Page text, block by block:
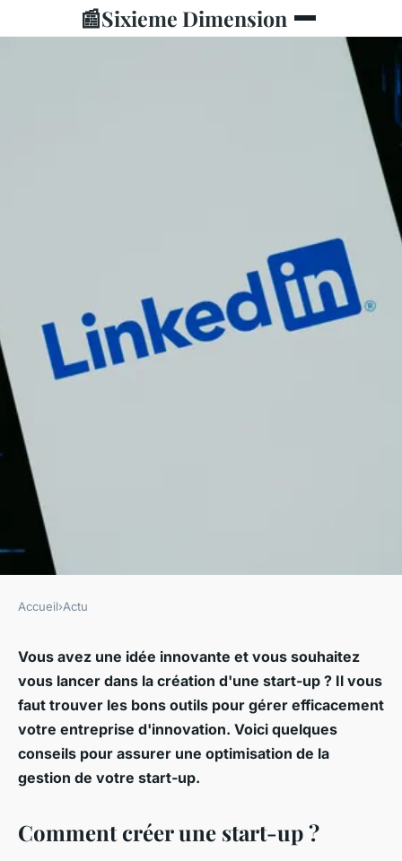
📰Sixieme Dimension
Comment mettre en place une
bonne gestion d'une Start-up
?
•26 janvier 2021•5 min de lecture
Accueil›Actu
Vous avez une idée innovante et vous souhaitez
vous lancer dans la création d'une start-up ? Il vous
faut trouver les bons outils pour gérer efficacement
votre entreprise d'innovation. Voici quelques
conseils pour assurer une optimisation de la
gestion de votre start-up.
Comment créer une start-up ?